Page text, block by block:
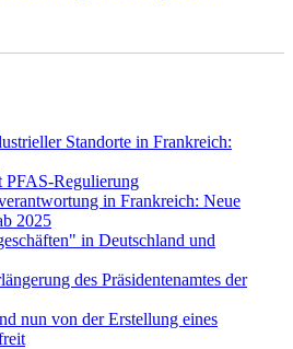
Standorte in Frankreich:
PFAS-Regulierung
in Frankreich: Neue
2025
in Deutschland und
des Präsidentenamtes der
nun von der Erstellung eines